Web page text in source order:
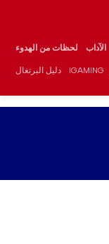
الآداب لحظات من الهدوء
IGAMING دليل البرتغال